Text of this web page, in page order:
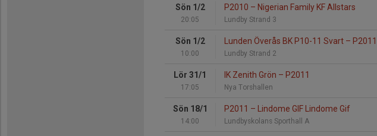
Sön 1/2
20:05
P2010 – Nigerian Family KF Allstars
Lundby Strand 3
Sön 1/2
10:00
Lunden Överås BK P10-11 Svart – P2011
Lundby Strand 2
Lör 31/1
17:05
IK Zenith Grön – P2011
Nya Torshallen
Sön 18/1
14:00
P2011 – Lindome GIF Lindome Gif
Lundbyskolans Sporthall A